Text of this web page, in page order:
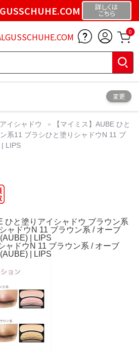
詳しくは
こちら
0
変更
アイシャドウ
【マイミス】AUBE ひと
系11 ブラシひと塗りシャドウN 11 ブ
| LIPS